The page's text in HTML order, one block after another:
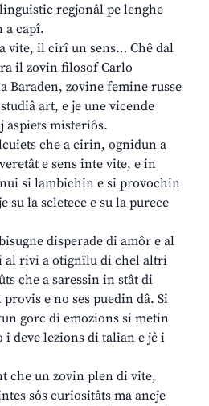
regjonâl pe lenghe
a capî.
vite, il cirî un sens… Chê dal
il zovin filosof Carlo
Baraden, zovine femine russe
art, e je une vicende
aspiets misteriôs.
che a cirin, ognidun a
e sens inte vite, e in
si lambichin e si provochin
su la scletece e su la purece
disperade di amôr e al
al rivi a otignîlu di chel altri
che a saressin in stât di
e no ses puedin dâ. Si
gorc di emozions si metin
i deve lezions di talian e jê i
che un zovin plen di vite,
sôs curiositâts ma ancje